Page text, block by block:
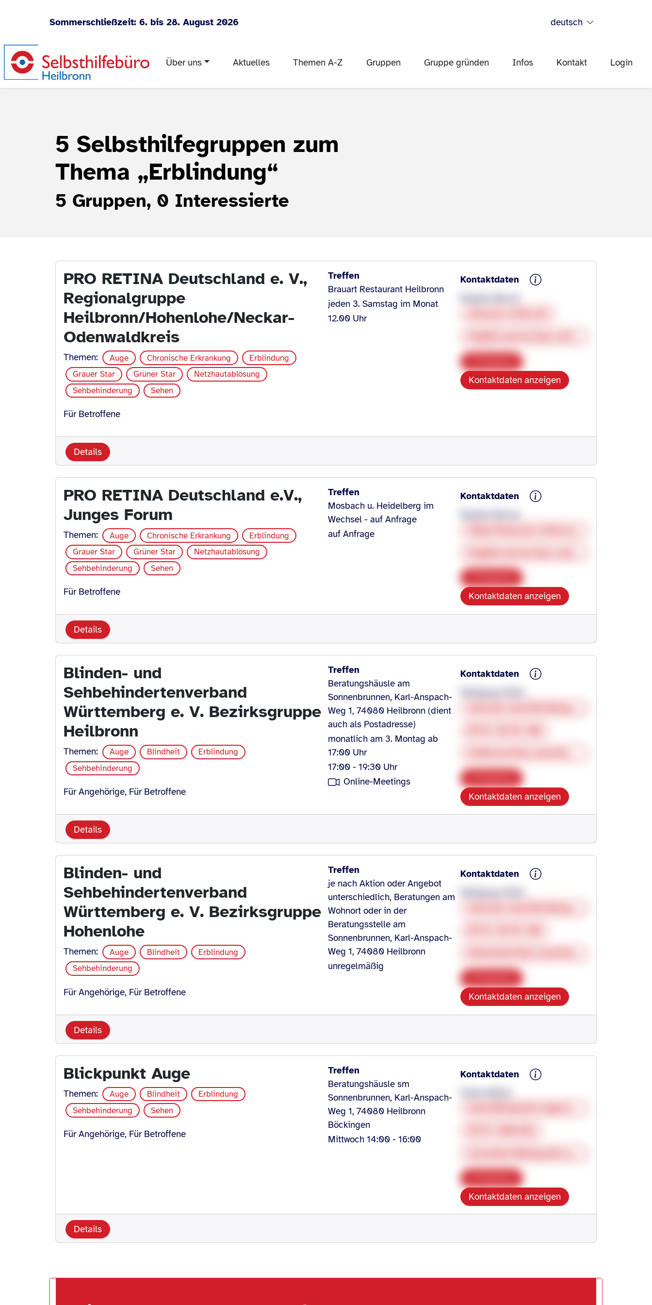
Zum Inhalt springen
Sommerschließzeit: 6. bis 28. August 2026 deutsch
Über uns Aktuelles Themen A-Z Gruppen Gruppe gründen Infos Kontakt Login
5 Selbsthilfegruppen zum
Thema „Erblindung“
5 Gruppen, 0 Interessierte
PRO RETINA Deutschland e. V.,
Regionalgruppe
Heilbronn/Hohenlohe/Neckar-
Odenwaldkreis
Themen: Auge Chronische Erkrankung
Erblindung
Grauer Star
Grüner Star
Netzhautablösung
Sehbehinderung
Sehen
Für Betroffene
Treffen
Brauart Restaurant Heilbronn
jeden 3. Samstag im Monat
12.00 Uhr
Kontaktdaten
Kontaktdaten anzeigen
Details
PRO RETINA Deutschland e.V.,
Junges Forum
Themen: Auge Chronische Erkrankung
Erblindung
Grauer Star
Grüner Star
Netzhautablösung
Sehbehinderung
Sehen
Für Betroffene
Treffen
Mosbach u. Heidelberg im
Wechsel - auf Anfrage
auf Anfrage
Kontaktdaten
Kontaktdaten anzeigen
Details
Blinden- und
Sehbehindertenverband
Württemberg e. V. Bezirksgruppe
Heilbronn
Themen: Auge Blindheit
Erblindung
Sehbehinderung
Für Angehörige, Für Betroffene
Treffen
Beratungshäusle am
Sonnenbrunnen, Karl-Anspach-
Weg 1, 74080 Heilbronn (dient
auch als Postadresse)
monatlich am 3. Montag ab
17:00 Uhr
17:00 - 19:30 Uhr
Online-Meetings
Kontaktdaten
Kontaktdaten anzeigen
Details
Blinden- und
Sehbehindertenverband
Württemberg e. V. Bezirksgruppe
Hohenlohe
Themen: Auge Blindheit
Erblindung
Sehbehinderung
Für Angehörige, Für Betroffene
Treffen
je nach Aktion oder Angebot
unterschiedlich, Beratungen am
Wohnort oder in der
Beratungsstelle am
Sonnenbrunnen, Karl-Anspach-
Weg 1, 74080 Heilbronn
unregelmäßig
Kontaktdaten
Kontaktdaten anzeigen
Details
Blickpunkt Auge
Themen: Auge Blindheit
Erblindung
Sehbehinderung
Sehen
Für Angehörige, Für Betroffene
Treffen
Beratungshäusle sm
Sonnenbrunnen, Karl-Anspach-
Weg 1, 74080 Heilbronn
Böckingen
Mittwoch 14:00 - 16:00
Kontaktdaten
Kontaktdaten anzeigen
Details